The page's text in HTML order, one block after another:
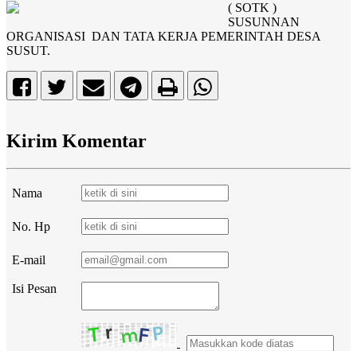
( SOTK )
SUSUNNAN
ORGANISASI DAN TATA KERJA PEMERINTAH DESA
SUSUT.
Kirim Komentar
Nama
No. Hp
E-mail
Isi Pesan